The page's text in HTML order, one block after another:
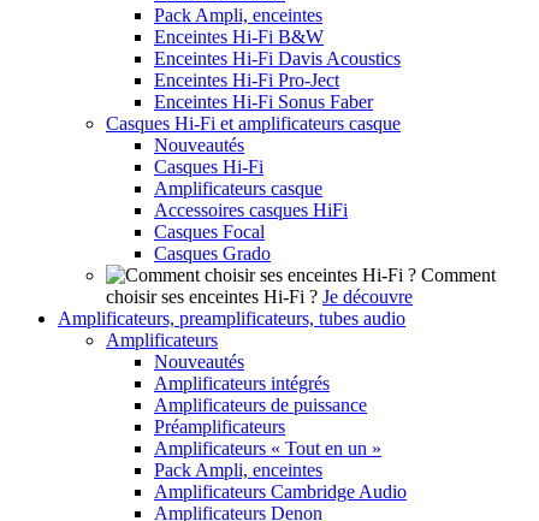
Pack Ampli, enceintes
Enceintes Hi-Fi B&W
Enceintes Hi-Fi Davis Acoustics
Enceintes Hi-Fi Pro-Ject
Enceintes Hi-Fi Sonus Faber
Casques Hi-Fi et amplificateurs casque
Nouveautés
Casques Hi-Fi
Amplificateurs casque
Accessoires casques HiFi
Casques Focal
Casques Grado
Comment
choisir ses enceintes Hi-Fi ? Je découvre
Amplificateurs, preamplificateurs, tubes audio
Amplificateurs
Nouveautés
Amplificateurs intégrés
Amplificateurs de puissance
Préamplificateurs
Amplificateurs « Tout en un »
Pack Ampli, enceintes
Amplificateurs Cambridge Audio
Amplificateurs Denon